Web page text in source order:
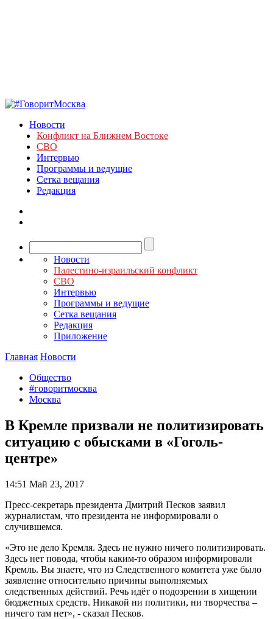
Новости
Конфликт на Ближнем Востоке
СВО
Интервью
Программы и ведущие
Сетка вещания
Редакция
Новости
Палестино-израильский конфликт
СВО
Интервью
Программы и ведущие
Сетка вещания
Редакция
Приложение
Главная Новости
Общество
#говоритмосква
Москва
В Кремле призвали не политизировать
ситуацию с обысками в «Гоголь-
центре»
14:51 Май 23, 2017
Пресс-секретарь президента Дмитрий Песков заявил
журналистам, что президента не информировали о
случившемся.
«Это не дело Кремля. Здесь не нужно ничего политизировать.
Здесь нет повода, чтобы каким-то образом информировали
Кремль. Вы знаете, что из Следственного комитета уже было
заявление относительно причины выполняемых
следственных действий. Речь идёт о подозрении в хищении
бюджетных средств. Никакой ни политики, ни творчества –
ничего там нет», - сказал Песков.